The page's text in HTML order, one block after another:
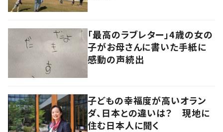
「最高のラブレター」4歳の女の
子がお母さんに書いた手紙に
感動の声続出
子どもの幸福度が高いオラン
ダ、日本との違いは？ 現地に
住む日本人に聞く